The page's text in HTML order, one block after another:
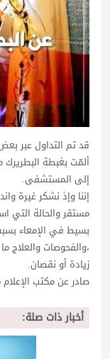
قد تم التداول عبر
ألمّت بغبطة
إلى المستشفى.
إننا وإذ نشكر غيرة
مستقر والحالة التي
بسيط في الإمعاء
،والفحوصات والعلاج
زيادة أو نقصان.
صادر عن مكتب الإعلام مساء
أخبار ذات صلة: